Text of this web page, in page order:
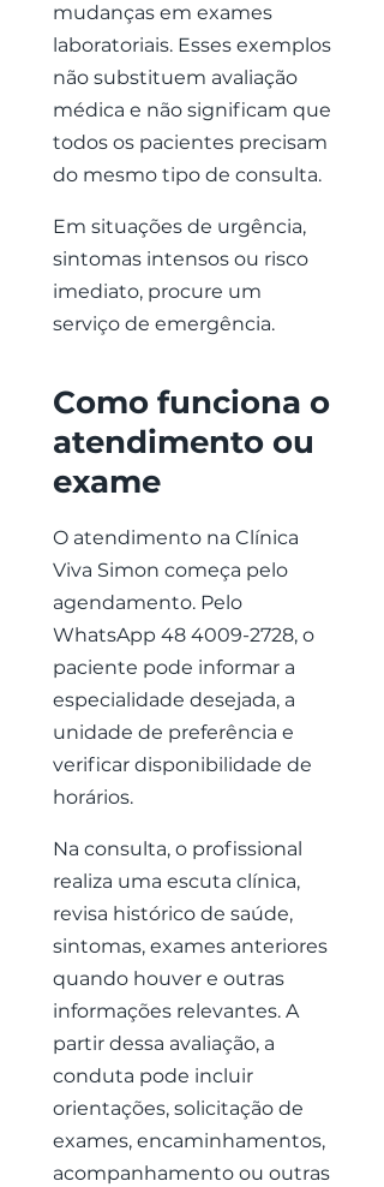
mudanças em exames
laboratoriais. Esses exemplos
não substituem avaliação
médica e não significam que
todos os pacientes precisam
do mesmo tipo de consulta.
Em situações de urgência,
sintomas intensos ou risco
imediato, procure um
serviço de emergência.
Como funciona o
atendimento ou
exame
O atendimento na Clínica
Viva Simon começa pelo
agendamento. Pelo
WhatsApp 48 4009-2728, o
paciente pode informar a
especialidade desejada, a
unidade de preferência e
verificar disponibilidade de
horários.
Na consulta, o profissional
realiza uma escuta clínica,
revisa histórico de saúde,
sintomas, exames anteriores
quando houver e outras
informações relevantes. A
partir dessa avaliação, a
conduta pode incluir
orientações, solicitação de
exames, encaminhamentos,
acompanhamento ou outras